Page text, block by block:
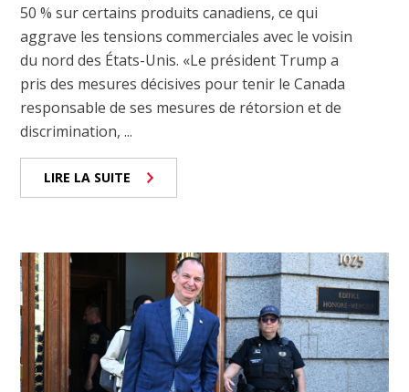
50 % sur certains produits canadiens, ce qui
aggrave les tensions commerciales avec le voisin
du nord des États-Unis. «Le président Trump a
pris des mesures décisives pour tenir le Canada
responsable de ses mesures de rétorsion et de
discrimination, ...
LIRE LA SUITE